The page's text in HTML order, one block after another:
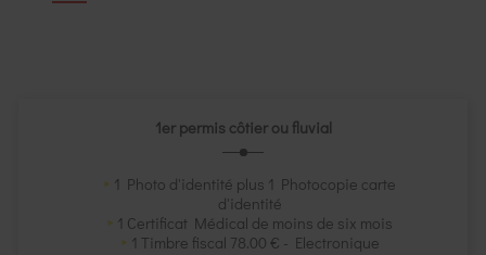
1er permis côtier ou fluvial
1 Photo d'identité plus 1 Photocopie carte
d'identité
1 Certificat Médical de moins de six mois
1 Timbre fiscal 78.00 € - Electronique